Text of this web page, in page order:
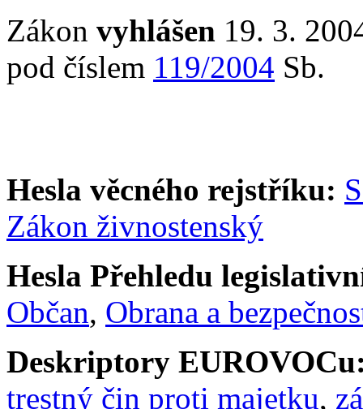
Zákon vyhlášen 19. 3.
pod číslem 119/2004 Sb.
Hesla věcného rejstříku:
Zákon živnostenský
Hesla Přehledu
Občan, Obrana a
Deskriptory
trestný čin proti majetku,